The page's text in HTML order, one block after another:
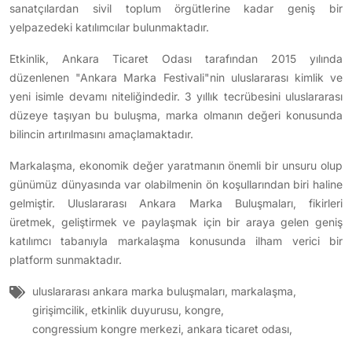
sanatçılardan sivil toplum örgütlerine kadar geniş bir
yelpazedeki katılımcılar bulunmaktadır.
Etkinlik, Ankara Ticaret Odası tarafından 2015 yılında
düzenlenen "Ankara Marka Festivali"nin uluslararası kimlik ve
yeni isimle devamı niteliğindedir. 3 yıllık tecrübesini uluslararası
düzeye taşıyan bu buluşma, marka olmanın değeri konusunda
bilincin artırılmasını amaçlamaktadır.
Markalaşma, ekonomik değer yaratmanın önemli bir unsuru olup
günümüz dünyasında var olabilmenin ön koşullarından biri haline
gelmiştir. Uluslararası Ankara Marka Buluşmaları, fikirleri
üretmek, geliştirmek ve paylaşmak için bir araya gelen geniş
katılımcı tabanıyla markalaşma konusunda ilham verici bir
platform sunmaktadır.
uluslararası ankara marka buluşmaları, markalaşma,
girişimcilik, etkinlik duyurusu, kongre,
congressium kongre merkezi, ankara ticaret odası,